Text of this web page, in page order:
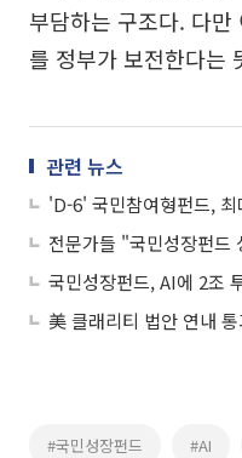
부담하는 구조다. 다
를 정부가 보전한다는
관련 뉴스
국민성장펀드, AI에 2조
#국민성장펀드 #AI